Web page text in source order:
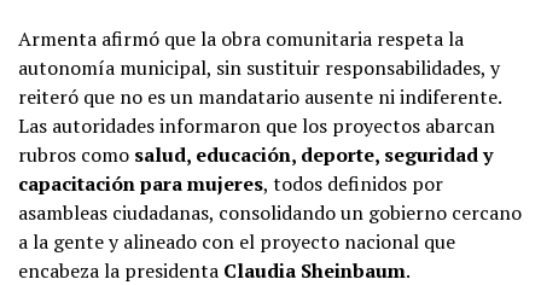
Armenta afirmó que la obra comunitaria respeta la
autonomía municipal, sin sustituir responsabilidades, y
reiteró que no es un mandatario ausente ni indiferente.
Las autoridades informaron que los proyectos abarcan
rubros como salud, educación, deporte, seguridad y
capacitación para mujeres, todos definidos por
asambleas ciudadanas, consolidando un gobierno cercano
a la gente y alineado con el proyecto nacional que
encabeza la presidenta Claudia Sheinbaum.